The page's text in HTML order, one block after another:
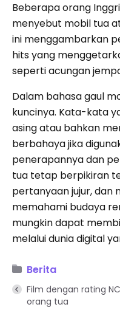
Beberapa orang
menyebut mobil tua
ini menggambarkan
hits yang
seperti acungan
Dalam bahasa gaul
kuncinya. Kata-kata
asing atau bahkan
berbahaya jika
penerapannya dan
tua tetap berpikiran
pertanyaan jujur, dan
memahami budaya
mungkin dapat
melalui dunia digital
Berita
Film dengan rating
orang tua